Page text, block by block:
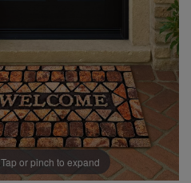
Tap or pinch to expand